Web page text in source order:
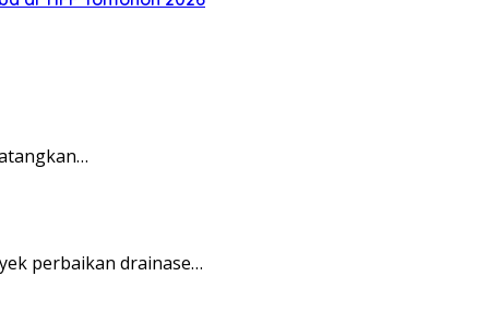
perbaikan drainase…